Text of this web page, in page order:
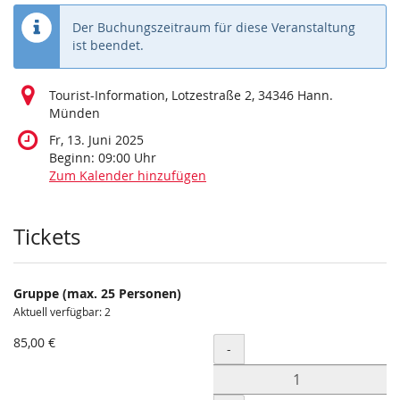
Der Buchungszeitraum für diese Veranstaltung
ist beendet.
Tourist-Information, Lotzestraße 2, 34346 Hann.
Münden
Fr, 13. Juni 2025
Beginn: 09:00 Uhr
Zum Kalender hinzufügen
Produkte
Tickets
Gruppe (max. 25 Personen)
Aktuell verfügbar: 2
85,00 € Menge
-